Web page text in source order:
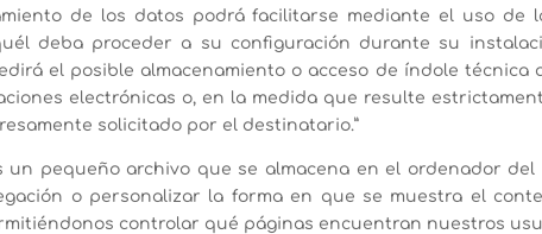
de los datos podrá facilitarse mediante el uso de
deba proceder a su configuración durante su
el posible almacenamiento o acceso de índole
electrónicas o, en la medida que resulte
solicitado por el destinatario.”
un pequeño archivo que se almacena en el ordenador
o personalizar la forma en que se muestra el
controlar qué páginas encuentran nuestros